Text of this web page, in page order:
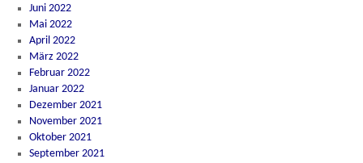
Juni 2022
Mai 2022
April 2022
März 2022
Februar 2022
Januar 2022
Dezember 2021
November 2021
Oktober 2021
September 2021